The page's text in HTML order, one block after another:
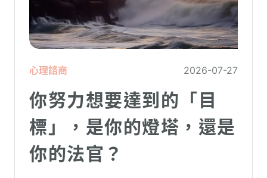
心理諮商 2026-07-27
你努力想要達到的「目
標」，是你的燈塔，還是
你的法官？